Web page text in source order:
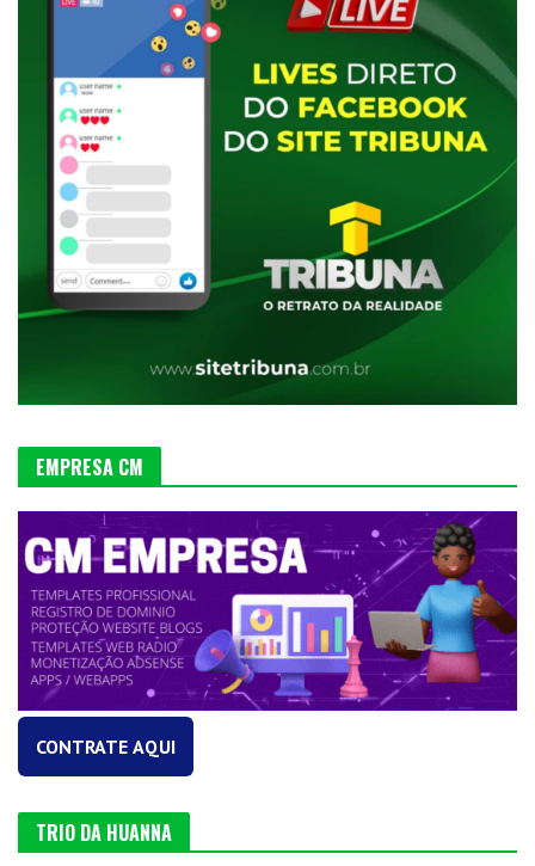
EMPRESA CM
CONTRATE AQUI
TRIO DA HUANNA